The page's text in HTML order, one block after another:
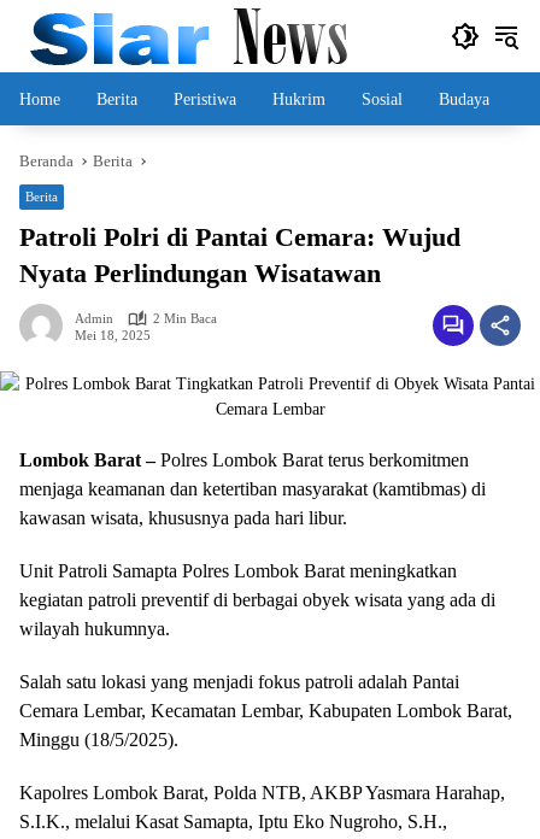
Langsung
konten
Home Berita Peristiwa Hukrim Sosial Budaya
Beranda Berita
Berita
Patroli Polri di Pantai Cemara: Wujud
Nyata Perlindungan Wisatawan
Admin
2 Min Baca
Mei 18, 2025
Lombok Barat –Polres Lombok Barat terus berkomitmen
menjaga keamanan dan ketertiban masyarakat (kamtibmas) di
kawasan wisata, khususnya pada hari libur.
Unit Patroli Samapta Polres Lombok Barat meningkatkan
kegiatan patroli preventif di berbagai obyek wisata yang ada di
wilayah hukumnya.
Salah satu lokasi yang menjadi fokus patroli adalah Pantai
Cemara Lembar, Kecamatan Lembar, Kabupaten Lombok Barat,
Minggu (18/5/2025).
Kapolres Lombok Barat, Polda NTB, AKBP Yasmara Harahap,
S.I.K., melalui Kasat Samapta, Iptu Eko Nugroho, S.H.,